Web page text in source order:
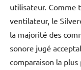
utilisateur. Comme
ventilateur, le
la majorité des
sonore jugé
comparaison la